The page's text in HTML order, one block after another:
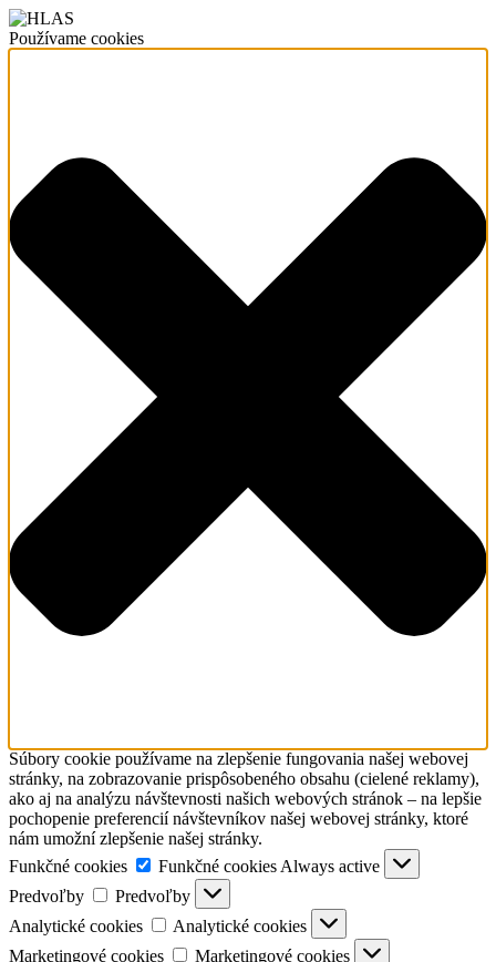
Používame cookies
Súbory cookie používame na zlepšenie fungovania našej webovej
stránky, na zobrazovanie prispôsobeného obsahu (cielené reklamy),
ako aj na analýzu návštevnosti našich webových stránok – na lepšie
pochopenie preferencií návštevníkov našej webovej stránky, ktoré
nám umožní zlepšenie našej stránky.
Funkčné cookies
Funkčné cookies Always active
Predvoľby
Predvoľby
Analytické cookies
Analytické cookies
Marketingové cookies
Marketingové cookies